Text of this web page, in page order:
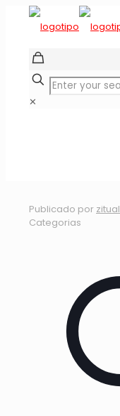
✕
Publicado por zitual
Categorias